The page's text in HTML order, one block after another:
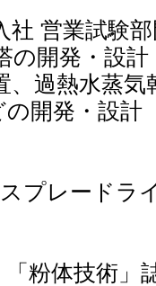
社 営業試験
の開発・設計
、過熱水蒸
開発・設計
プレードラ
粉体技術」